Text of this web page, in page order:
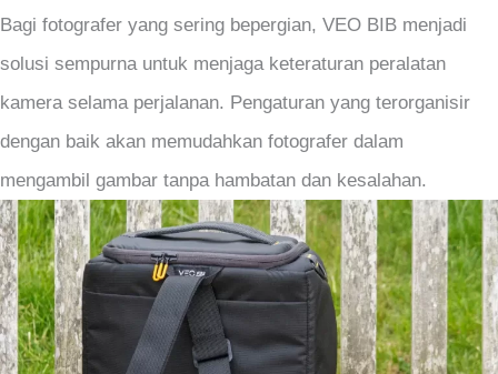
Bagi fotografer yang sering bepergian, VEO BIB menjadi
solusi sempurna untuk menjaga keteraturan peralatan
kamera selama perjalanan. Pengaturan yang terorganisir
dengan baik akan memudahkan fotografer dalam
mengambil gambar tanpa hambatan dan kesalahan.